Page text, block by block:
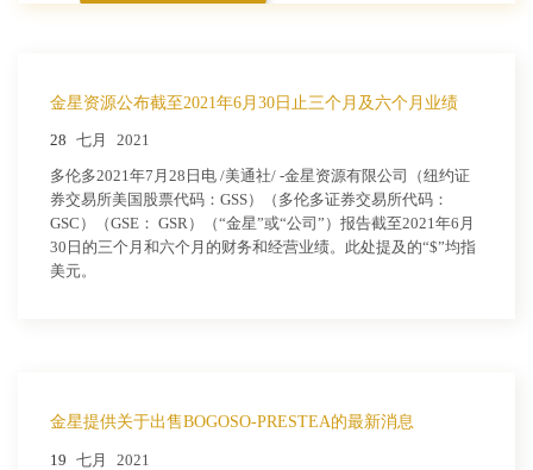
金星资源公布截至2021年6月30日止三个月及六个月业绩
28 七月 2021
多伦多2021年7月28日电 /美通社/ -金星资源有限公司（纽约证
券交易所美国股票代码：GSS）（多伦多证券交易所代码：
GSC）（GSE： GSR）（“金星”或“公司”）报告截至2021年6月
30日的三个月和六个月的财务和经营业绩。此处提及的“$”均指
美元。
金星提供关于出售BOGOSO-PRESTEA的最新消息
19 七月 2021